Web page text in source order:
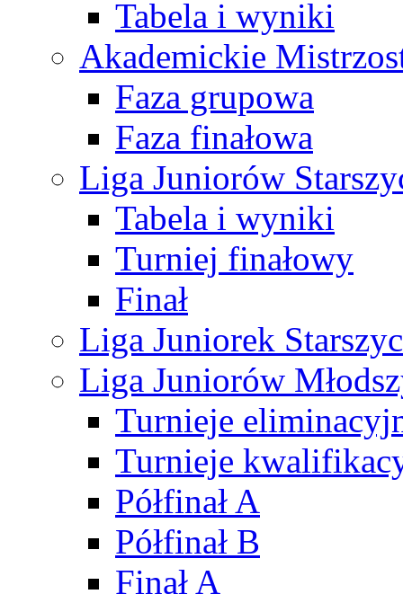
Tabela i wyniki
Akademickie
Faza grupowa
Faza finałowa
Liga Juniorów
Tabela i wyniki
Turniej finałowy
Finał
Liga Juniorek
Liga Juniorów
Turnieje
Turnieje
Półfinał A
Półfinał B
Finał A